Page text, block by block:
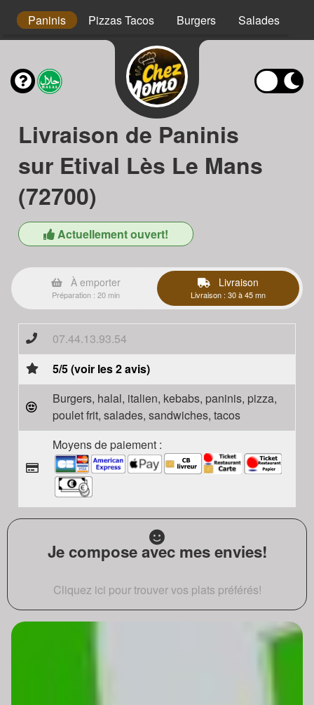
Paninis Pizzas Tacos Burgers Salades
Livraison de Paninis
sur Etival Lès Le Mans
(72700)
Actuellement ouvert!
À emporter
Préparation : 20 min
Livraison
Livraison : 30 à 45 mn
07.44.13.93.54
5/5 (voir les 2 avis)
Burgers, halal, italien, kebabs, paninis, pizza,
poulet frit, salades, sandwiches, tacos
Moyens de paiement :
Je compose avec mes envies!
Cliquez ici pour trouver vos plats préférés!